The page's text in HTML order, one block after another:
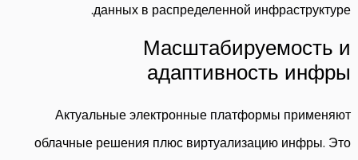
данных в распределенной инфраструктуре.
Масштабируемость и
адаптивность инфры
Актуальные электронные платформы применяют
облачные решения плюс виртуализацию инфры. Это